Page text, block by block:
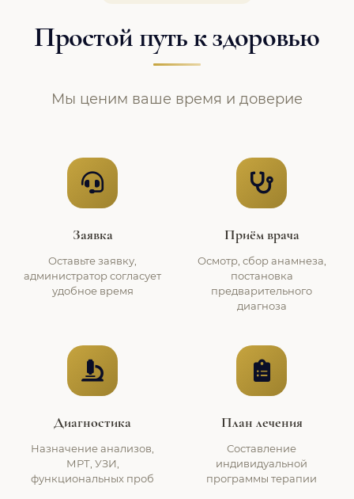
Простой путь к здоровью
Мы ценим ваше время и доверие
Заявка
Оставьте заявку,
администратор согласует
удобное время
Приём врача
Осмотр, сбор анамнеза,
постановка
предварительного
диагноза
Диагностика
Назначение анализов,
МРТ, УЗИ,
функциональных проб
План лечения
Составление
индивидуальной
программы терапии